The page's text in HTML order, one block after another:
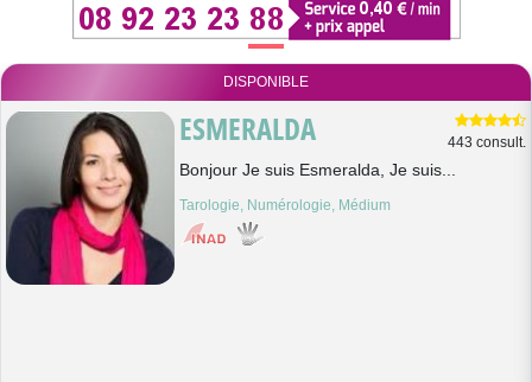
DISPONIBLE
ESMERALDA 443 consult.
Bonjour Je suis Esmeralda, Je suis...
Tarologie, Numérologie, Médium